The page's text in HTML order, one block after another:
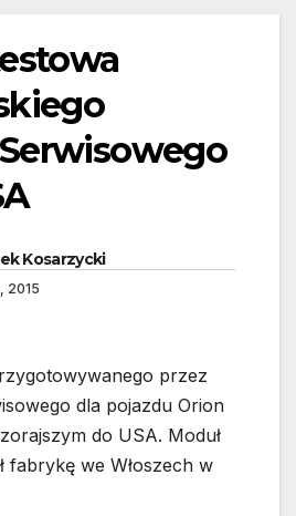
Kosarzycki
2015
przez
dla pojazdu Orion
do USA. Moduł
fabrykę we Włoszech w